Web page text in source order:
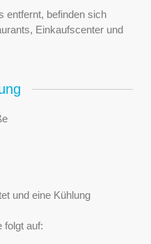
entfernt, befinden sich
Einkaufscenter und
und eine Kühlung
folgt auf: